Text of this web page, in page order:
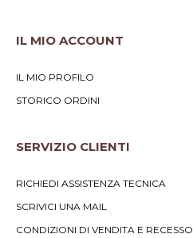
IL MIO ACCOUNT
IL MIO PROFILO
STORICO ORDINI
SERVIZIO CLIENTI
RICHIEDI ASSISTENZA TECNICA
SCRIVICI UNA MAIL
CONDIZIONI DI VENDITA E RECESSO